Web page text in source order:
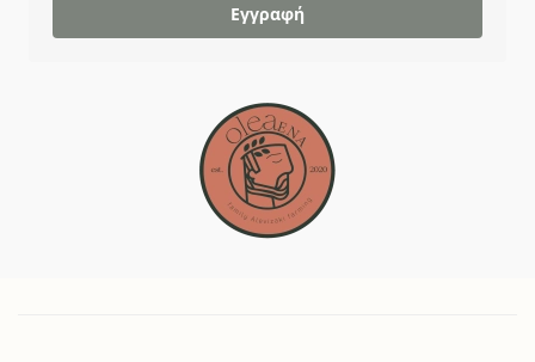
Εγγραφή